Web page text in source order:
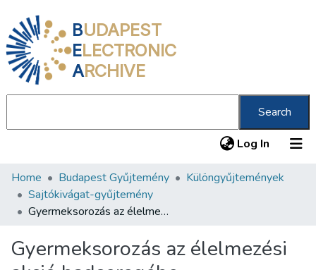
BUDAPEST
ELECTRONIC
ARCHIVE
Search
Log In (current)
Communities & Collections
All of DSpace
About us
Home Budapest Gyűjtemény
Különgyűjtemények
Sajtókivágat-gyűjtemény
Gyermeksorozás az élelmezési akció hadseregébe
Gyermeksorozás az élelmezési